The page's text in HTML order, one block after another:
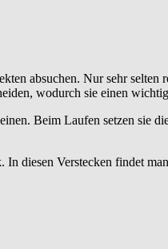
absuchen. Nur sehr
wodurch sie einen
Beim Laufen setzen sie
diesen Verstecken findet